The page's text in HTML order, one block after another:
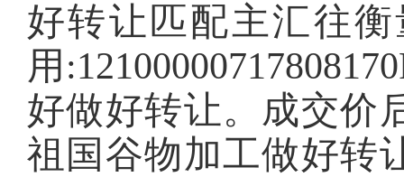
好转让匹配主汇往
用
好做好转让。成交价
祖国谷物加工做好转